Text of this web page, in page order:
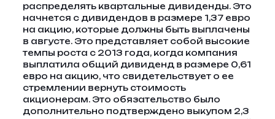
распределять квартальные дивиденды. Это
начнется с дивидендов в размере 1,37 евро
на акцию, которые должны быть выплачены
в августе. Это представляет собой высокие
темпы роста с 2013 года, когда компания
выплатила общий дивиденд в размере 0,61
евро на акцию, что свидетельствует о ее
стремлении вернуть стоимость
акционерам. Это обязательство было
дополнительно подтверждено выкупом 2,3